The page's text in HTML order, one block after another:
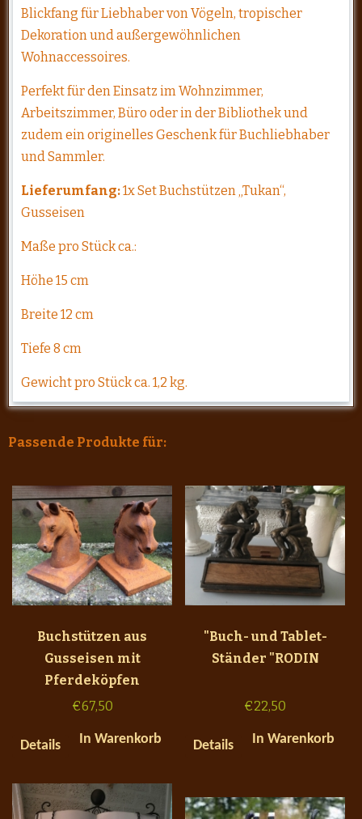
Blickfang für Liebhaber von Vögeln, tropischer
Dekoration und außergewöhnlichen
Wohnaccessoires.
Perfekt für den Einsatz im Wohnzimmer,
Arbeitszimmer, Büro oder in der Bibliothek und
zudem ein originelles Geschenk für Buchliebhaber
und Sammler.
Lieferumfang:1x Set Buchstützen „Tukan“,
Gusseisen
Maße pro Stück ca.:
Höhe 15 cm
Breite 12 cm
Tiefe 8 cm
Gewicht pro Stück ca. 1,2 kg.
Passende Produkte für:
Buchstützen aus
Gusseisen mit
Pferdeköpfen
€67,50
Details In Warenkorb
"Buch- und Tablet-
Ständer "RODIN
€22,50
Details In Warenkorb